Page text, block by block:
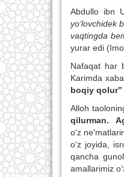
Abdullo ibn
yo‘lovchidek
vaqtingda
yurar edi
Nafaqat har
Karimda
boqiy qolur”
Alloh
qilurman.
o‘z
o‘z joyida,
qancha
amallarimiz